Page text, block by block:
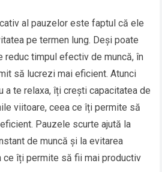
al pauzelor este faptul că ele
pe termen lung. Deși poate
reduc timpul efectiv de muncă, în
să lucrezi mai eficient. Atunci
a te relaxa, îți crești capacitatea de
viitoare, ceea ce îți permite să
Pauzele scurte ajută la
de muncă și la evitarea
îți permite să fii mai productiv